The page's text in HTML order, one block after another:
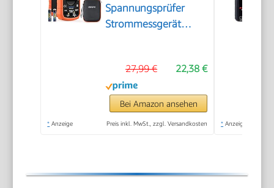
Spannungsprüfer
Strommessgerät
Count-LCD-Anzeige
Hintergrundlicht
22,38 €
27,99 €
Bei Amazon ansehen
* Anzeige Preis inkl. MwSt., zzgl. Versandkosten * Anzeige